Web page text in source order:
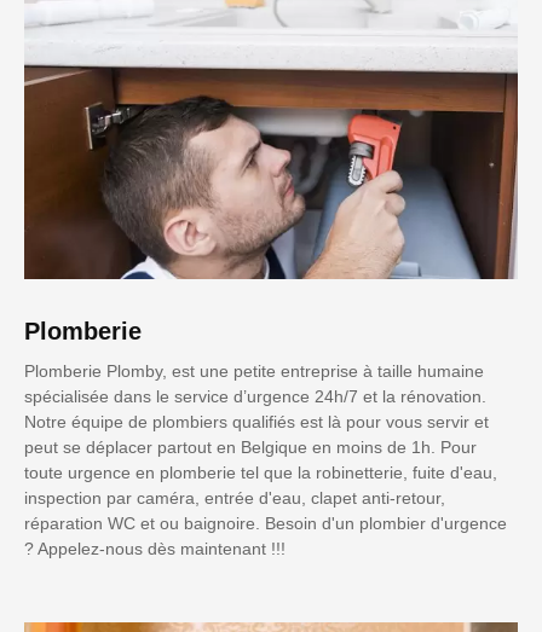
Plomberie
Plomberie Plomby, est une petite entreprise à taille humaine
spécialisée dans le service d’urgence 24h/7 et la rénovation.
Notre équipe de plombiers qualifiés est là pour vous servir et
peut se déplacer partout en Belgique en moins de 1h. Pour
toute urgence en plomberie tel que la robinetterie, fuite d'eau,
inspection par caméra, entrée d'eau, clapet anti-retour,
réparation WC et ou baignoire. Besoin d'un plombier d'urgence
? Appelez-nous dès maintenant !!!